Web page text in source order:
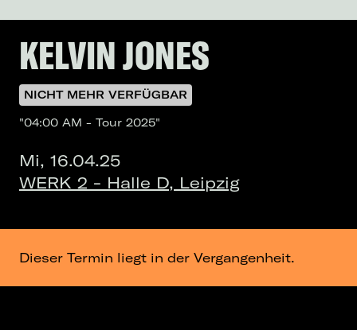
KELVIN JONES
NICHT MEHR VERFÜGBAR
"04:00 AM - Tour 2025"
Mi, 16.04.25
WERK 2 - Halle D, Leipzig
Dieser Termin liegt in der Vergangenheit.